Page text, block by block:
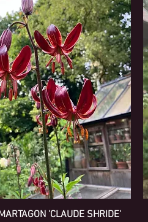
'CLAUDE SHRIDE'